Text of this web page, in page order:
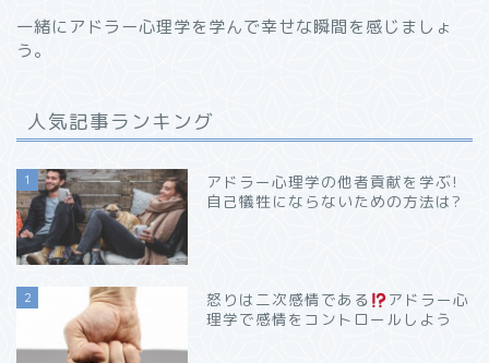
一緒にアドラー心理学を学んで幸せな瞬間を感じましょ
う。
人気記事ランキング
1
アドラー心理学の他者貢献を学ぶ!
自己犠牲にならないための方法は?
2 怒りは二次感情である
アドラー心
理学で感情をコントロールしよう